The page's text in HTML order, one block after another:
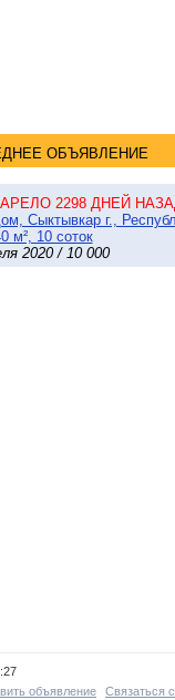
ОБЪЯВЛЕНИЕ
2298 ДНЕЙ
Сыктывкар г.,
м², 10 соток
2020 / 10 000
объявление Связаться